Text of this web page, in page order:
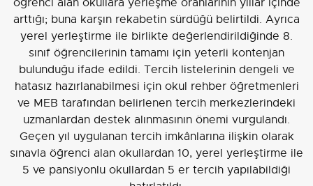
öğrenci alan okullara yerleşme oranlarının yıllar içinde
arttığı; buna karşın rekabetin sürdüğü belirtildi. Ayrıca
yerel yerleştirme ile birlikte değerlendirildiğinde 8.
sınıf öğrencilerinin tamamı için yeterli kontenjan
bulunduğu ifade edildi. Tercih listelerinin dengeli ve
hatasız hazırlanabilmesi için okul rehber öğretmenleri
ve MEB tarafından belirlenen tercih merkezlerindeki
uzmanlardan destek alınmasının önemi vurgulandı.
Geçen yıl uygulanan tercih imkânlarına ilişkin olarak
sınavla öğrenci alan okullardan 10, yerel yerleştirme ile
5 ve pansiyonlu okullardan 5 er tercih yapılabildiği